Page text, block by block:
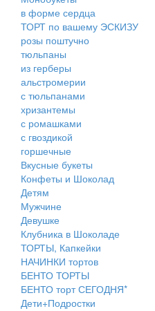
в форме сердца
ТОРТ по вашему ЭСКИЗУ
розы поштучно
тюльпаны
из герберы
альстромерии
с тюльпанами
хризантемы
с ромашками
с гвоздикой
горшечные
Вкусные букеты
Конфеты и Шоколад
Детям
Мужчине
Девушке
Клубника в Шоколаде
ТОРТЫ, Капкейки
НАЧИНКИ тортов
БЕНТО ТОРТЫ
БЕНТО торт СЕГОДНЯ*
Дети+Подростки